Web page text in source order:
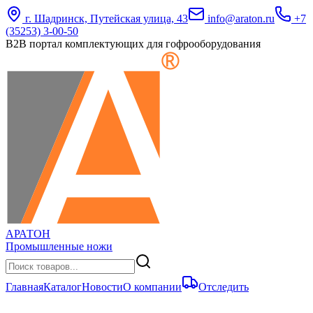
г. Шадринск, Путейская улица, 43 info@araton.ru
+7
(35253) 3-00-50
B2B портал комплектующих для гофрооборудования
АРАТОН
Промышленные ножи
ГлавнаяКаталогНовостиО компании Отследить